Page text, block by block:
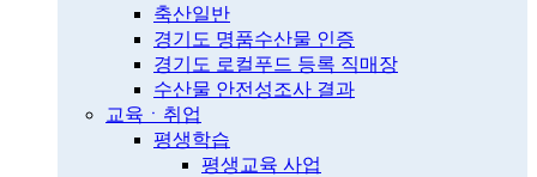
축산일반
경기도 명품수산물 인증
경기도 로컬푸드 등록 직매장
수산물 안전성조사 결과
교육ㆍ취업
평생학습
평생교육 사업